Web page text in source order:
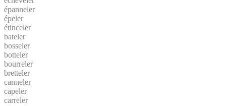
épanneler
épeler
étinceler
bateler
bosseler
botteler
bourreler
bretteler
canneler
capeler
carreler